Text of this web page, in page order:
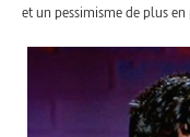
et un pessimisme de plus